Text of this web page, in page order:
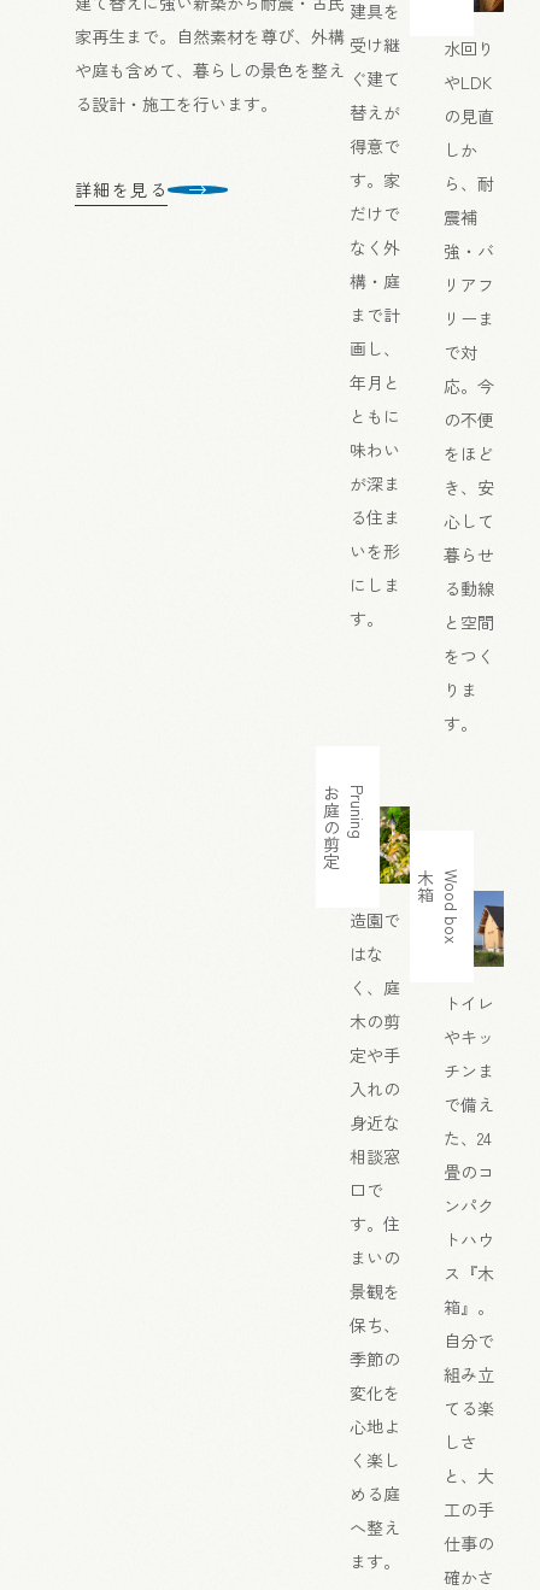
家再生まで。自然素材を尊び、外構
や庭も含めて、暮らしの景色を整え
る設計・施工を行います。
詳細を見る
建具を
受け継
ぐ建て
替えが
得意で
す。家
だけで
なく外
構・庭
まで計
画し、
年月と
ともに
味わい
が深ま
る住ま
いを形
にしま
す。
水回り
やLDK
の見直
しか
ら、耐
震補
強・バ
リアフ
リーま
で対
応。今
の不便
をほど
き、安
心して
暮らせ
る動線
と空間
をつく
りま
す。
Pruning
お庭の剪定
造園で
はな
く、庭
木の剪
定や手
入れの
身近な
相談窓
口で
す。住
まいの
景観を
保ち、
季節の
変化を
心地よ
く楽し
める庭
へ整え
ます。
Wood box
木箱
トイレ
やキッ
チンま
で備え
た、24
畳のコ
ンパク
トハウ
ス『木
箱』。
自分で
組み立
てる楽
しさ
と、大
工の手
仕事の
確かさ